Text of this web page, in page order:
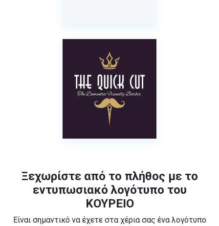
Ξεχωρίστε από το πλήθος με το
εντυπωσιακό λογότυπο του
ΚΟΥΡΕΙΟ
Είναι σημαντικό να έχετε στα χέρια σας ένα λογότυπο